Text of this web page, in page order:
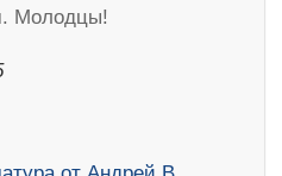
Молодцы!